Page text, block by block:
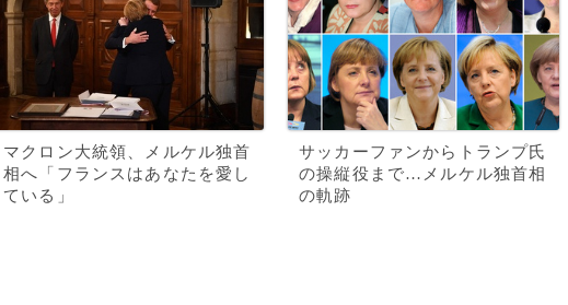
マクロン大統領、メルケル独首
相へ「フランスはあなたを愛し
ている」
サッカーファンからトランプ氏
の操縦役まで…メルケル独首相
の軌跡